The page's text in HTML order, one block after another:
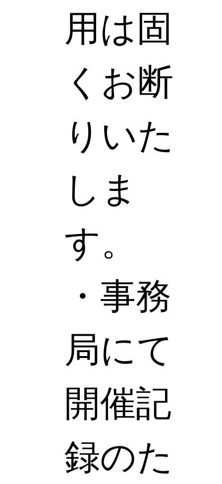
用は固
くお断
りいた
しま
す。
・事務
局にて
開催記
録のた